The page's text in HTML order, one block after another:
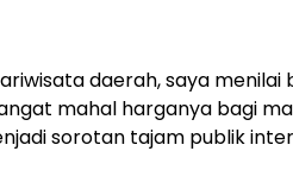
daerah, saya
mahal harganya bagi
sorotan tajam publik